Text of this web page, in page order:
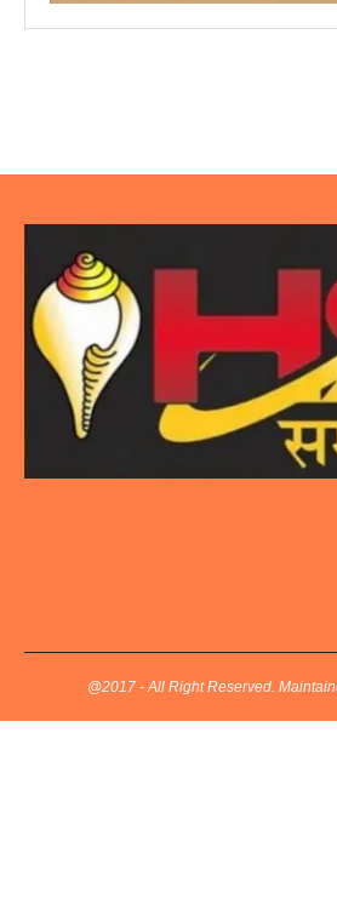
@2017 - All Right Reserved.